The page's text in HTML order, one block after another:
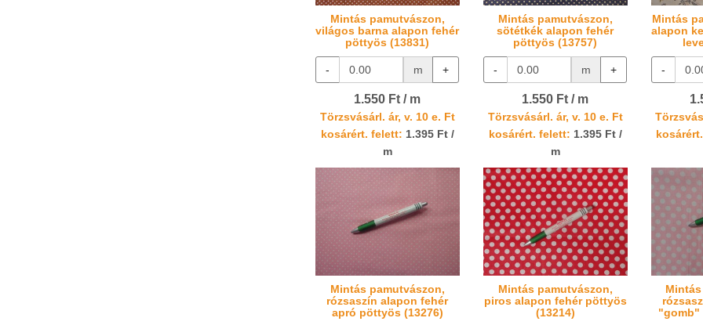
Mintás pamutvászon,
világos barna alapon fehér
pöttyös (13831)
- m +
1.550 Ft / m
Törzsvásárl. ár, v. 10 e. Ft
kosárért. felett: 1.395 Ft /
m
Mintás pamutvászon,
sötétkék alapon fehér
pöttyös (13757)
- m +
1.550 Ft / m
Törzsvásárl. ár, v. 10 e. Ft
kosárért. felett: 1.395 Ft /
m
Mintás
alapon
-
Mintás pamutvászon,
rózsaszín alapon fehér
apró pöttyös (13276)
Mintás pamutvászon,
piros alapon fehér pöttyös
(13214)
"gomb"